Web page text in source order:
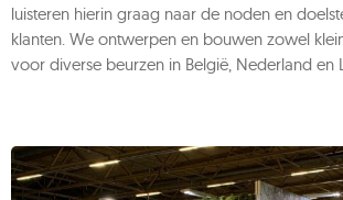
luisteren hierin graag naar de noden en
klanten. We ontwerpen en bouwen zowel
voor diverse beurzen in België, Nederland en